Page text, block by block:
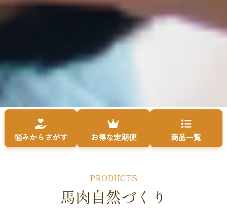
悩みからさがす お得な定期便 商品一覧
PRODUCTS
馬肉自然づくり